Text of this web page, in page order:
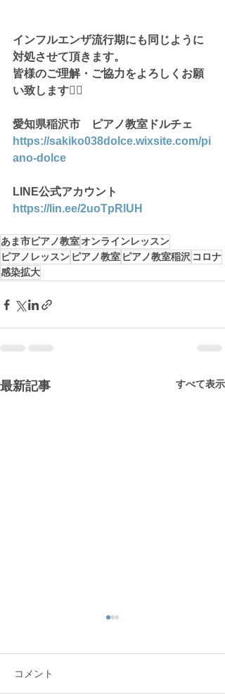
インフルエンザ流行期にも同じように
対処させて頂きます。
皆様のご理解・ご協力をよろしくお願
い致します🙇‍♀️
愛知県稲沢市　ピアノ教室ドルチェ
https://sakiko038dolce.wixsite.com/pi
ano-dolce
LINE公式アカウント
https://lin.ee/2uoTpRlUH
あま市ピアノ教室オンラインレッスン
ピアノレッスン ピアノ教室 ピアノ教室稲沢 コロナ
感染拡大
最新記事 すべて表示
コメント